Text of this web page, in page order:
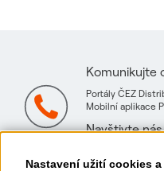
Nastavení užití cookies
Komunikujte
Portály ČEZ
Mobilní aplikace
Navštivte nás